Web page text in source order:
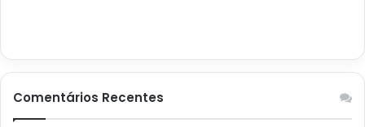
Comentários Recentes